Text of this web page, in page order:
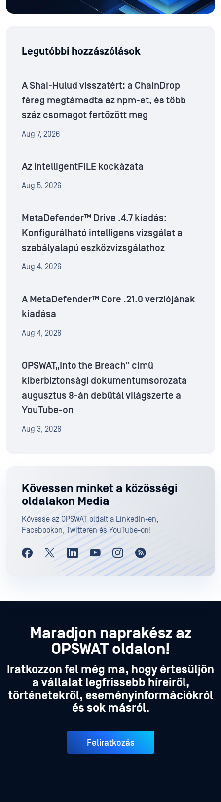
Legutóbbi hozzászólások
A Shai-Hulud visszatért: a ChainDrop
féreg megtámadta az npm-et, és több
száz csomagot fertőzött meg
Aug 7, 2026
Az IntelligentFILE kockázata
Aug 5, 2026
MetaDefender™ Drive .4.7 kiadás:
Konfigurálható intelligens vizsgálat a
szabályalapú eszközvizsgálathoz
Aug 4, 2026
A MetaDefender™ Core .21.0 verziójának
kiadása
Aug 4, 2026
OPSWAT„Into the Breach” című
kiberbiztonsági dokumentumsorozata
augusztus 8-án debütál világszerte a
YouTube-on
Aug 3, 2026
Kövessen minket a közösségi
oldalakon Media
Kövesse az OPSWAT oldalt a LinkedIn-en,
Facebookon, Twitteren és YouTube-on!
Maradjon naprakész az
OPSWAT oldalon!
Iratkozzon fel még ma, hogy értesüljön
a vállalat legfrissebb híreiről,
történetekről, eseményinformációkról
és sok másról.
Feliratkozás